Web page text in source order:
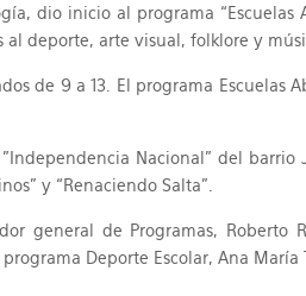
dio inicio al programa
deporte, arte visual, folklore y
de 9 a 13. El programa Escuelas
Nacional" del
y “Renaciendo Salta”.
general de Programas, Roberto
Deporte Escolar, Ana María